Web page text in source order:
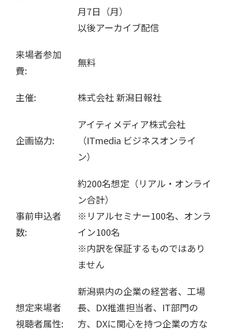
月7日（月）
以後アーカイブ配信
来場者参加
費:
無料
主催: 株式会社 新潟日報社
企画協力:
アイティメディア株式会社
（ITmedia ビジネスオンライ
ン）
事前申込者
数:
約200名想定（リアル・オンライ
ン合計）
※リアルセミナー100名、オンラ
イン100名
※内訳を保証するものではあり
ません
想定来場者
視聴者属性:
新潟県内の企業の経営者、工場
長、DX推進担当者、IT部門の
方、DXに関心を持つ企業の方な